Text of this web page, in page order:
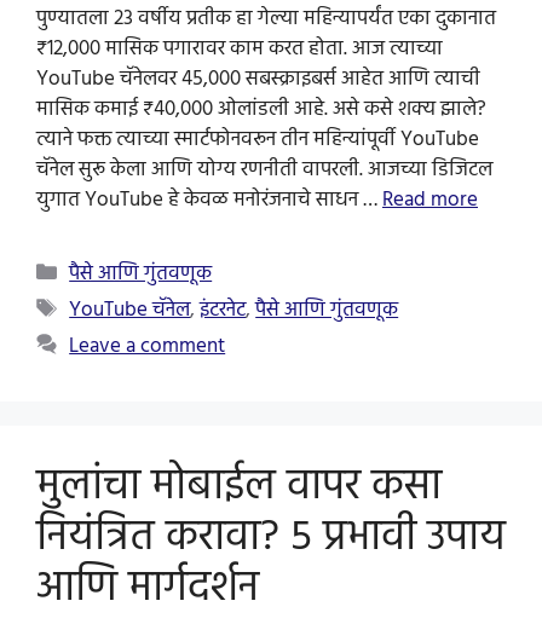
पुण्यातला 23 वर्षीय प्रतीक हा गेल्या महिन्यापर्यंत एका दुकानात
₹12,000 मासिक पगारावर काम करत होता. आज त्याच्या
YouTube चॅनेलवर 45,000 सबस्क्राइबर्स आहेत आणि त्याची
मासिक कमाई ₹40,000 ओलांडली आहे. असे कसे शक्य झाले?
त्याने फक्त त्याच्या स्मार्टफोनवरून तीन महिन्यांपूर्वी YouTube
चॅनेल सुरू केला आणि योग्य रणनीती वापरली. आजच्या डिजिटल
युगात YouTube हे केवळ मनोरंजनाचे साधन …Read more
Categories
पैसे आणि गुंतवणूक
Tags
YouTube चॅनेल,इंटरनेट,पैसे आणि गुंतवणूक
Leave a comment
मुलांचा मोबाईल वापर कसा
नियंत्रित करावा? 5 प्रभावी उपाय
आणि मार्गदर्शन